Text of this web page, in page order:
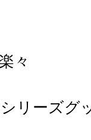
々
リーズグ